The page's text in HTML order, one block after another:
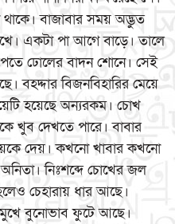
বাজাবার সময় অদ্ভুত
একটা পা আগে বাড়ে। তালে
ঢোলের বাদন শোনে। সেই
বহদ্দার বিজনবিহারির মেয়ে
হয়েছে অন্যরকম। চোখ
খুব দেখতে পারে। বাবার
দেয়। কখনো খাবার কখনো
নিঃশব্দে চোখের জল
চেহারায় ধার আছে।
বুনোভাব ফুটে আছে।